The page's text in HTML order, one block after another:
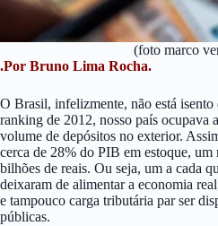
(foto marco
.Por Bruno Lima Rocha.
O Brasil, infelizmente, não está
ranking de 2012, nosso país ocupava
volume de depósitos no exterior.
cerca de 28% do PIB em estoque,
bilhões de reais. Ou seja, um a cada
deixaram de alimentar a economia
e tampouco carga tributária par ser
públicas.